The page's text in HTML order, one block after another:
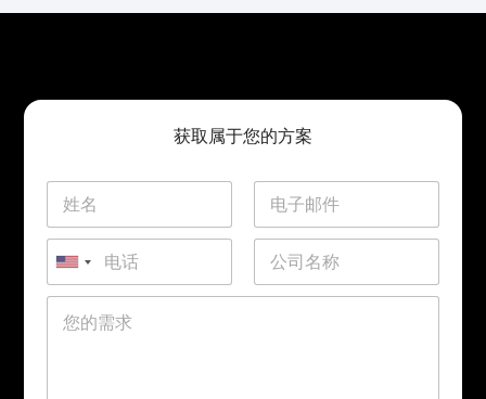
获取属于您的方案